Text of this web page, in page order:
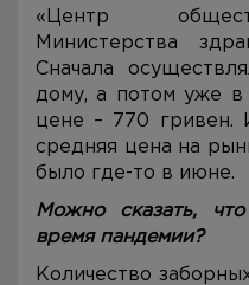
«Центр
Министерства
Сначала
дому, а потом уже в
цене – 770 гривен.
средняя цена на
было где-то в июне.
Можно сказать,
время пандемии?
Количество